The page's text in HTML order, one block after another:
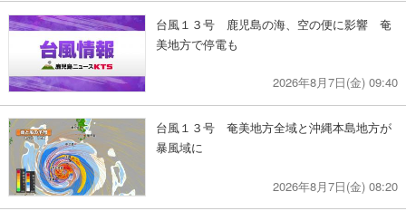
台風１３号 鹿児島の海、空の便に影響 奄
美地方で停電も
2026年8月7日(金) 09:40
台風１３号 奄美地方全域と沖縄本島地方が
暴風域に
2026年8月7日(金) 08:20